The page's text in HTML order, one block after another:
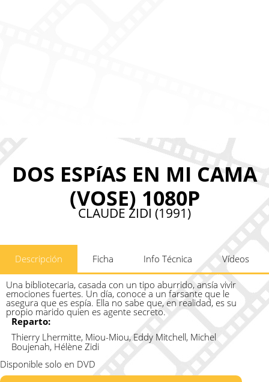
DOS ESPíAS EN MI CAMA
(VOSE) 1080P
CLAUDE ZIDI (1991)
Descripción Ficha Info Técnica Vídeos
Una bibliotecaria, casada con un tipo aburrido, ansía vivir
emociones fuertes. Un día, conoce a un farsante que le
asegura que es espía. Ella no sabe que, en realidad, es su
propio marido quien es agente secreto.
Reparto:
Thierry Lhermitte, Miou-Miou, Eddy Mitchell, Michel
Boujenah, Hélène Zidi
Disponible solo en DVD